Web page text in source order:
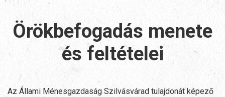
Örökbefogadás menete
és feltételei
Az Állami Ménesgazdaság Szilvásvárad tulajdonát képező